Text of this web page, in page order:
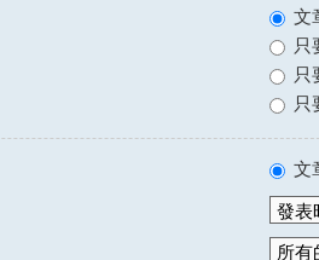
文
只
只
只
文